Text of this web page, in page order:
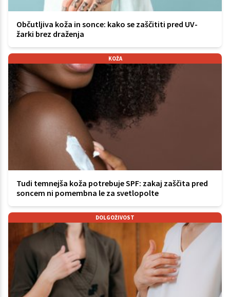
Občutljiva koža in sonce: kako se zaščititi pred UV-
žarki brez draženja
KOŽA
Tudi temnejša koža potrebuje SPF: zakaj zaščita pred
soncem ni pomembna le za svetlopolte
DOLGOŽIVOST